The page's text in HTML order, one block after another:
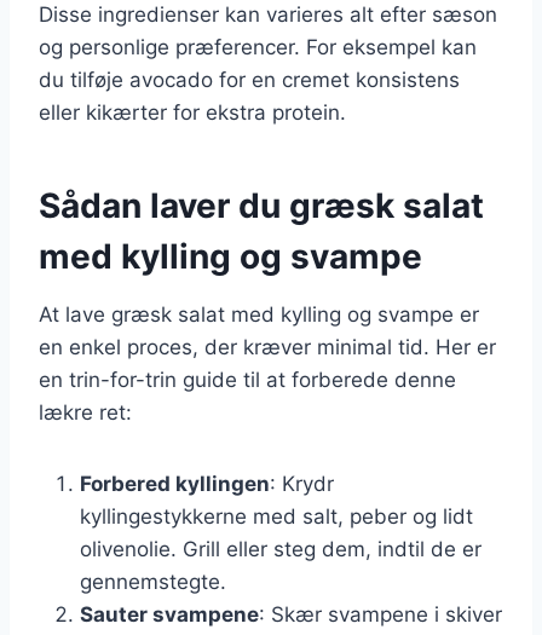
Disse ingredienser kan varieres alt efter sæson
og personlige præferencer. For eksempel kan
du tilføje avocado for en cremet konsistens
eller kikærter for ekstra protein.
Sådan laver du græsk salat
med kylling og svampe
At lave græsk salat med kylling og svampe er
en enkel proces, der kræver minimal tid. Her er
en trin-for-trin guide til at forberede denne
lækre ret:
Forbered kyllingen: Krydr
kyllingestykkerne med salt, peber og lidt
olivenolie. Grill eller steg dem, indtil de er
gennemstegte.
Sauter svampene: Skær svampene i skiver